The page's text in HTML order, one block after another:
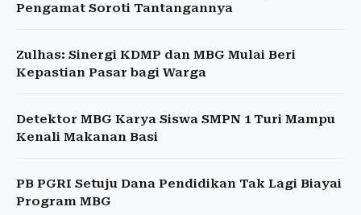
Pengamat Soroti Tantangannya
Zulhas: Sinergi KDMP dan MBG Mulai Beri
Kepastian Pasar bagi Warga
Detektor MBG Karya Siswa SMPN 1 Turi Mampu
Kenali Makanan Basi
PB PGRI Setuju Dana Pendidikan Tak Lagi Biayai
Program MBG